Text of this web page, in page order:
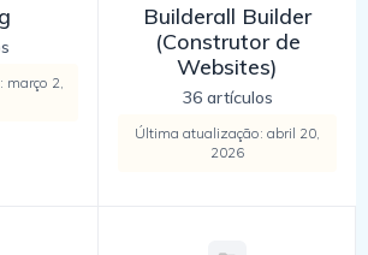
2,
Builderall Builder
(Construtor de
Websites)
36 artículos
Última atualização: abril 20,
2026